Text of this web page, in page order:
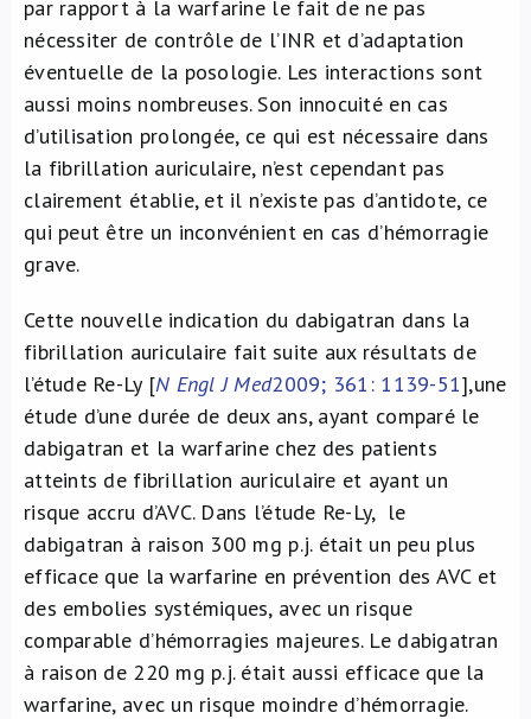
par rapport à la warfarine le fait de ne pas
nécessiter de contrôle de l’INR et d’adaptation
éventuelle de la posologie. Les interactions sont
aussi moins nombreuses. Son innocuité en cas
d’utilisation prolongée, ce qui est nécessaire dans
la fibrillation auriculaire, n’est cependant pas
clairement établie, et il n’existe pas d’antidote, ce
qui peut être un inconvénient en cas d’hémorragie
grave.
Cette nouvelle indication du dabigatran dans la
fibrillation auriculaire fait suite aux résultats de
l’étude Re-Ly [N Engl J Med2009; 361: 1139-51],une
étude d’une durée de deux ans, ayant comparé le
dabigatran et la warfarine chez des patients
atteints de fibrillation auriculaire et ayant un
risque accru d’AVC. Dans l’étude Re-Ly, le
dabigatran à raison 300 mg p.j. était un peu plus
efficace que la warfarine en prévention des AVC et
des embolies systémiques, avec un risque
comparable d’hémorragies majeures. Le dabigatran
à raison de 220 mg p.j. était aussi efficace que la
warfarine, avec un risque moindre d’hémorragie.